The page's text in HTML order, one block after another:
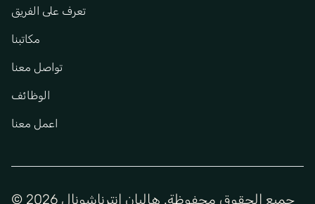
تعرف على الفريق
مكاتبنا
تواصل معنا
الوظائف
اعمل معنا
© جميع الحقوق محفوظة. هاليان انترناشونال 2026